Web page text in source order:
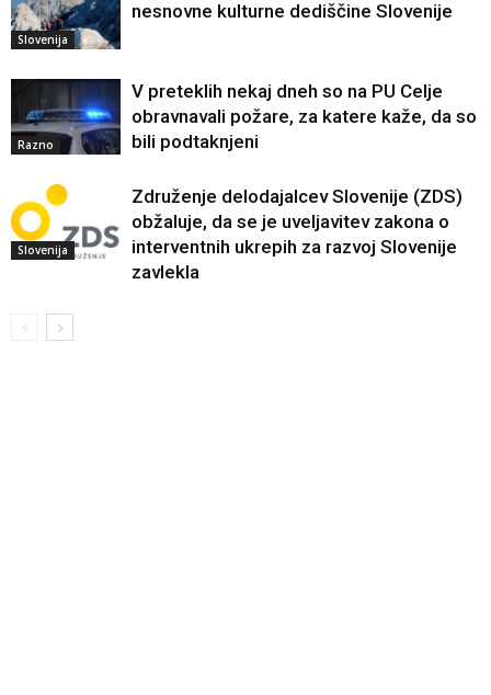
Slovenija
nesnovne kulturne dediščine Slovenije
Razno
V preteklih nekaj dneh so na PU Celje
obravnavali požare, za katere kaže, da so
bili podtaknjeni
Slovenija
Združenje delodajalcev Slovenije (ZDS)
obžaluje, da se je uveljavitev zakona o
interventnih ukrepih za razvoj Slovenije
zavlekla